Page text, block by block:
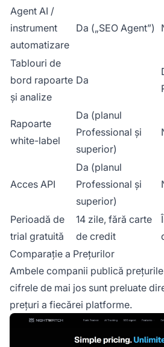
Agent AI /
instrument
automatizare
Da („SEO Agent”)
Tablouri de
bord rapoarte
și analize
Da
Rapoarte
white-label
Da (planul
Professional și
superior)
Acces API
Da (planul
Professional și
superior)
Perioadă de
trial gratuită
14 zile, fără carte
de credit
Comparație a Prețurilor
Ambele companii publică
cifrele de mai jos sunt preluate
prețuri a fiecărei platforme.